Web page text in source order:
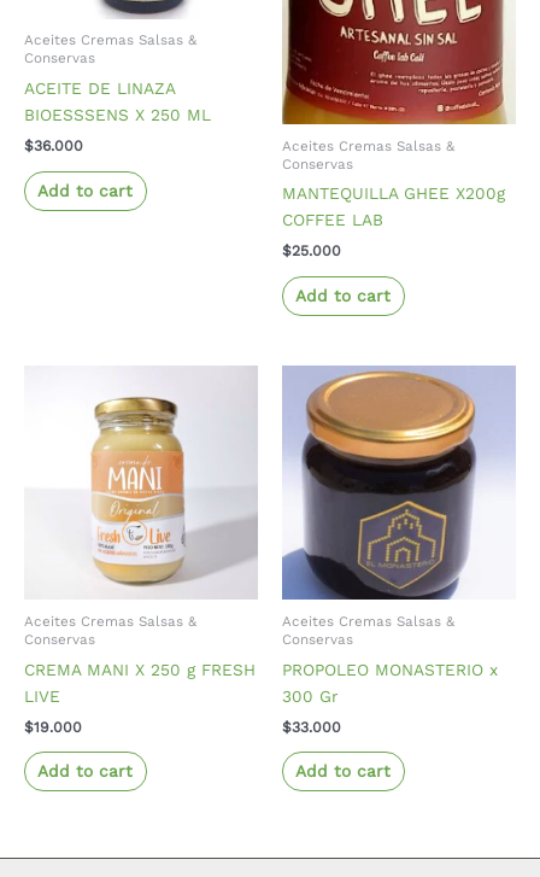
Aceites Cremas Salsas &
Conservas
ACEITE DE LINAZA
BIOESSSENS X 250 ML
$36.000
Add to cart
Aceites Cremas Salsas &
Conservas
MANTEQUILLA GHEE X200g
COFFEE LAB
$25.000
Add to cart
Aceites Cremas Salsas &
Conservas
CREMA MANI X 250 g FRESH
LIVE
$19.000
Add to cart
Aceites Cremas Salsas &
Conservas
PROPOLEO MONASTERIO x
300 Gr
$33.000
Add to cart